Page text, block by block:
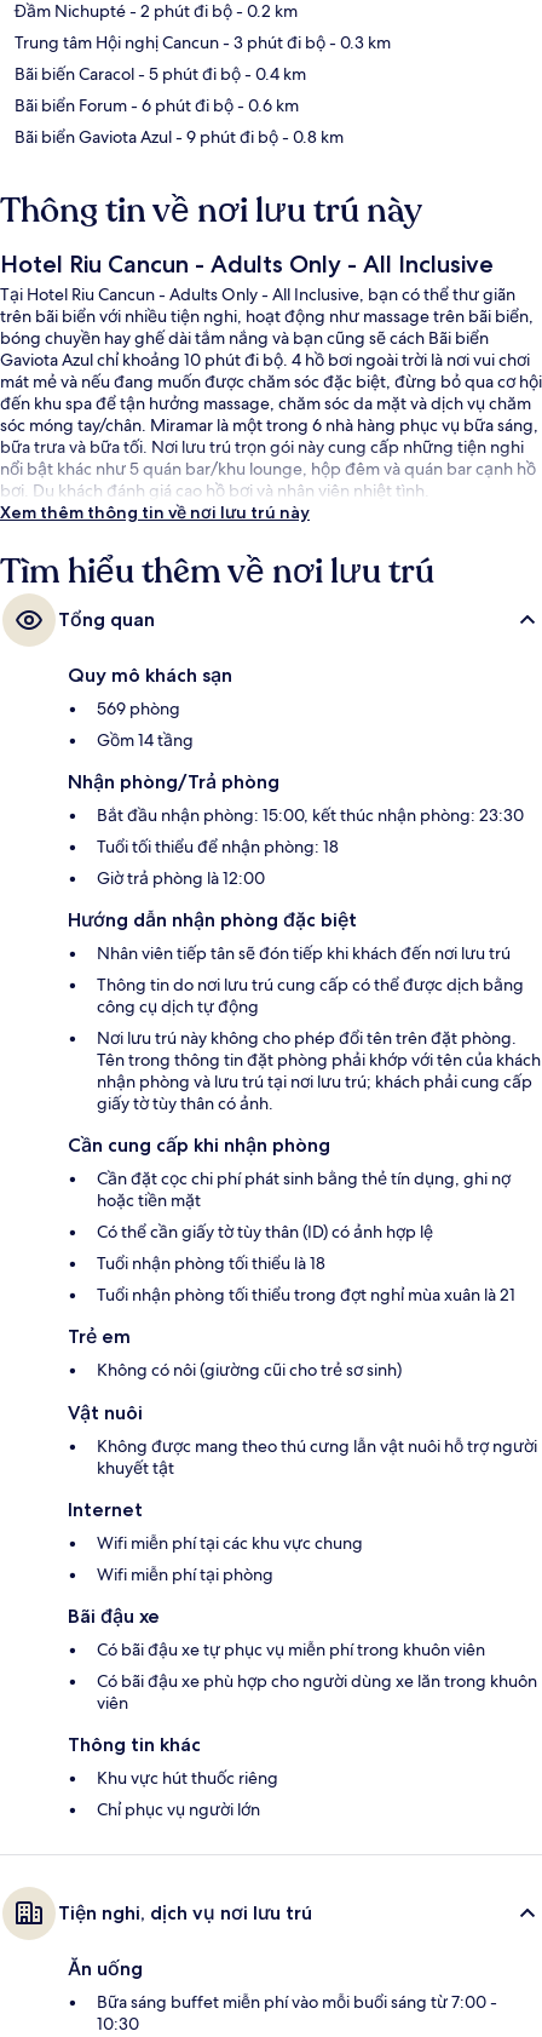
Đầm Nichupté- 2 phút đi bộ- 0.2 km
Trung tâm Hội nghị Cancun- 3 phút đi bộ- 0.3 km
Bãi biến Caracol- 5 phút đi bộ- 0.4 km
Bãi biển Forum- 6 phút đi bộ- 0.6 km
Bãi biển Gaviota Azul- 9 phút đi bộ- 0.8 km
Thông tin về nơi lưu trú này
Hotel Riu Cancun - Adults Only - All Inclusive
Tại Hotel Riu Cancun - Adults Only - All Inclusive, bạn có thể thư giãn
trên bãi biển với nhiều tiện nghi, hoạt động như massage trên bãi biển,
bóng chuyền hay ghế dài tắm nắng và bạn cũng sẽ cách Bãi biển
Gaviota Azul chỉ khoảng 10 phút đi bộ. 4 hồ bơi ngoài trời là nơi vui chơi
mát mẻ và nếu đang muốn được chăm sóc đặc biệt, đừng bỏ qua cơ hội
đến khu spa để tận hưởng massage, chăm sóc da mặt và dịch vụ chăm
sóc móng tay/chân. Miramar là một trong 6 nhà hàng phục vụ bữa sáng,
bữa trưa và bữa tối. Nơi lưu trú trọn gói này cung cấp những tiện nghi
nổi bật khác như 5 quán bar/khu lounge, hộp đêm và quán bar cạnh hồ
bơi. Du khách đánh giá cao hồ bơi và nhân viên nhiệt tình.
Xem thêm thông tin về nơi lưu trú này
Tìm hiểu thêm về nơi lưu trú
Tổng quan
Quy mô khách sạn
569 phòng
Gồm 14 tầng
Nhận phòng/Trả phòng
Bắt đầu nhận phòng: 15:00, kết thúc nhận phòng: 23:30
Tuổi tối thiểu để nhận phòng: 18
Giờ trả phòng là 12:00
Hướng dẫn nhận phòng đặc biệt
Nhân viên tiếp tân sẽ đón tiếp khi khách đến nơi lưu trú
Thông tin do nơi lưu trú cung cấp có thể được dịch bằng
công cụ dịch tự động
Nơi lưu trú này không cho phép đổi tên trên đặt phòng.
Tên trong thông tin đặt phòng phải khớp với tên của khách
nhận phòng và lưu trú tại nơi lưu trú; khách phải cung cấp
giấy tờ tùy thân có ảnh.
Cần cung cấp khi nhận phòng
Cần đặt cọc chi phí phát sinh bằng thẻ tín dụng, ghi nợ
hoặc tiền mặt
Có thể cần giấy tờ tùy thân (ID) có ảnh hợp lệ
Tuổi nhận phòng tối thiểu là 18
Tuổi nhận phòng tối thiểu trong đợt nghỉ mùa xuân là 21
Trẻ em
Không có nôi (giường cũi cho trẻ sơ sinh)
Vật nuôi
Không được mang theo thú cưng lẫn vật nuôi hỗ trợ người
khuyết tật
Internet
Wifi miễn phí tại các khu vực chung
Wifi miễn phí tại phòng
Bãi đậu xe
Có bãi đậu xe tự phục vụ miễn phí trong khuôn viên
Có bãi đậu xe phù hợp cho người dùng xe lăn trong khuôn
viên
Thông tin khác
Khu vực hút thuốc riêng
Chỉ phục vụ người lớn
Tiện nghi, dịch vụ nơi lưu trú
Ăn uống
Bữa sáng buffet miễn phí vào mỗi buổi sáng từ 7:00 -
10:30